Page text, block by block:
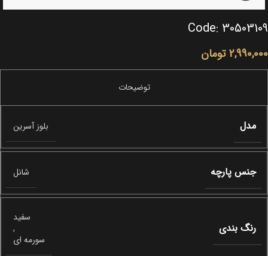
Code: 30503109
2,990,000 تومان
مدل بلوز آسرین
جنس پارچه شانل
رنگ بندی
سفید
,
سورمه ای